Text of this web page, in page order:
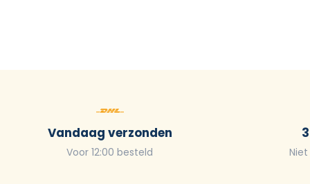
Vandaag verzonden
Voor 12:00 besteld